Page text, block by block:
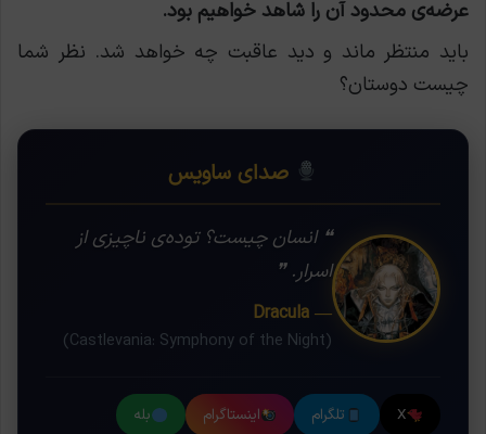
عرضه‌ی محدود آن را شاهد خواهیم بود.
باید منتظر ماند و دید عاقبت چه خواهد شد. نظر شما
چیست دوستان؟
صدای ساویس
❝ انسان چیست؟ توده‌ی ناچیزی از
اسرار. ❞
— Dracula
(Castlevania: Symphony of the Night)
X تلگرام اینستاگرام
بله